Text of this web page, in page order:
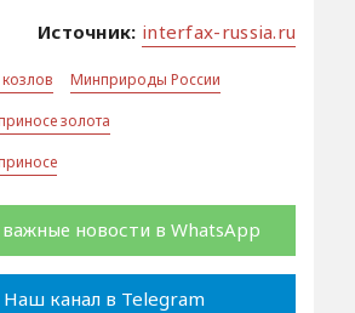
Источник: interfax-russia.ru
Минприроды России
золота
новости в WhatsApp
Наш канал в Telegram